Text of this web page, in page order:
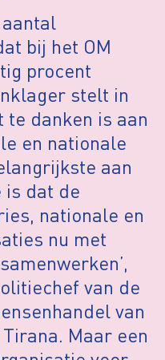
bij het OM
procent
stelt in
danken is aan
en nationale
aan
is dat de
nationale en
nu met
van de
van
Maar een